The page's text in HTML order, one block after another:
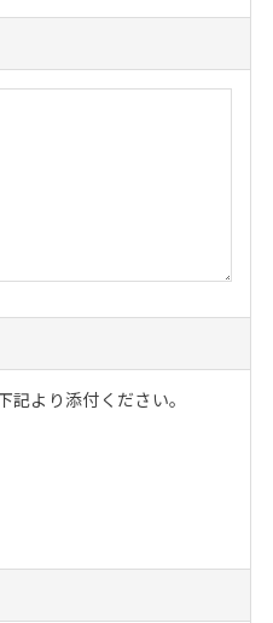
記より添付ください。